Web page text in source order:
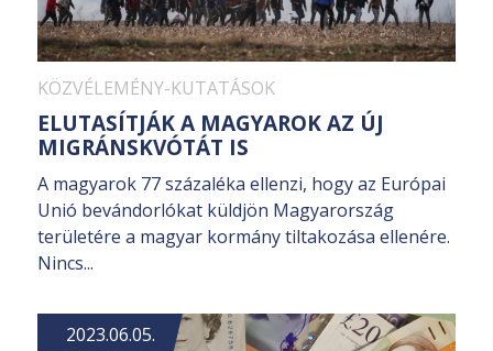
KÖZVÉLEMÉNY-KUTATÁSOK
ELUTASÍTJÁK A MAGYAROK AZ ÚJ
MIGRÁNSKVÓTÁT IS
A magyarok 77 százaléka ellenzi, hogy az Európai
Unió bevándorlókat küldjön Magyarország
területére a magyar kormány tiltakozása ellenére.
Nincs...
2023.06.05.